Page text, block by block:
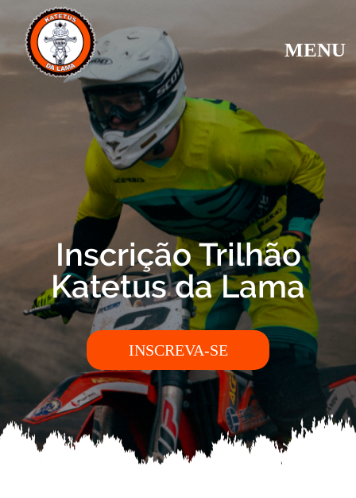
MENU
Inscrição Trilhão
Katetus da Lama
INSCREVA-SE